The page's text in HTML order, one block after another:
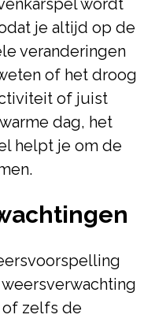
wordt
je altijd op de
veranderingen
of het droog
of juist
dag, het
helpt je om de
zelfs de